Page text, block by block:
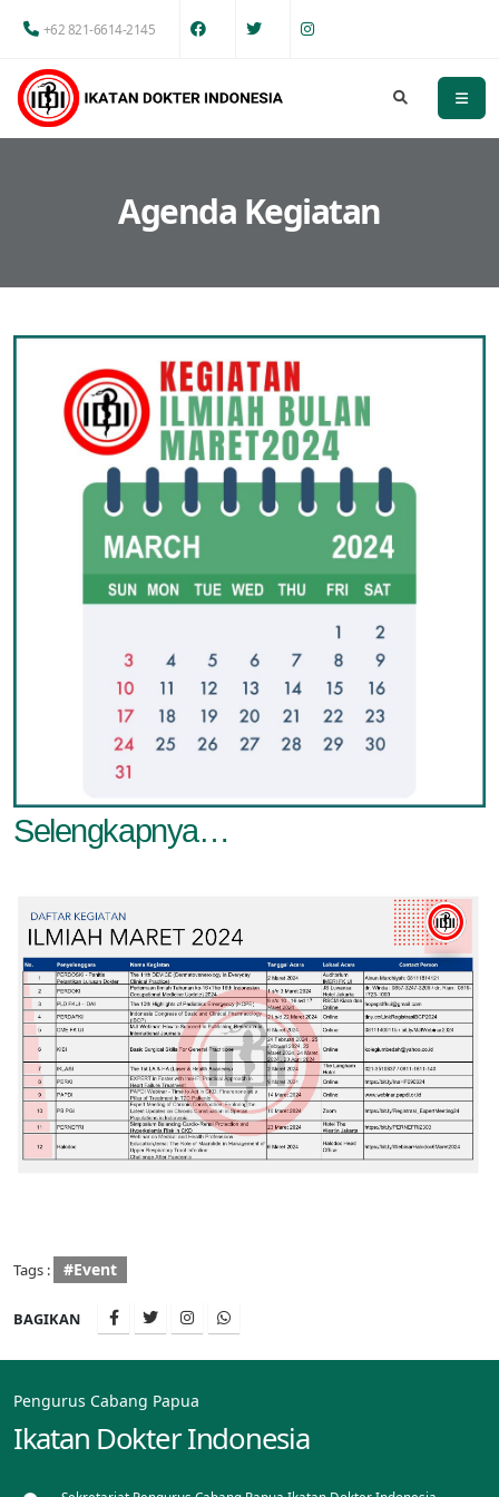
+62 821-6614-2145
Agenda Kegiatan
Selengkapnya…
Tags : #Event
BAGIKAN
Pengurus Cabang Papua
Ikatan Dokter Indonesia